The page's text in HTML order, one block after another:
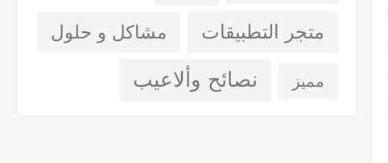
متجر التطبيقات مشاكل و حلول
مميز نصائح وألاعيب